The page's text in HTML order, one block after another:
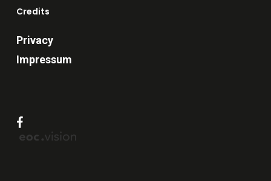
Credits
Privacy
Impressum
facebook